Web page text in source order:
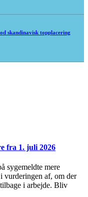
skandinavisk topplacering
fra 1. juli 2026
sygemeldte mere
vurderingen af, om der
i arbejde. Bliv